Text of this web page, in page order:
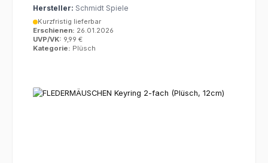
Hersteller: Schmidt Spiele
Kurzfristig lieferbar
Erschienen: 26.01.2026
UVP/VK: 9,99 €
Kategorie: Plüsch